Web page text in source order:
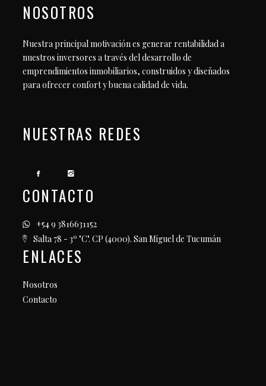
NOSOTROS
Nuestra principal motivación es generar rentabilidad a
nuestros inversores a través del desarrollo de
emprendimientos inmobiliarios, construidos y diseñados
para ofrecer confort y buena calidad de vida.
NUESTRAS REDES
CONTACTO
+54 9 3816631152
Salta 78 - 3º "C". CP (4000). San Miguel de Tucumán
ENLACES
Nosotros
Contacto